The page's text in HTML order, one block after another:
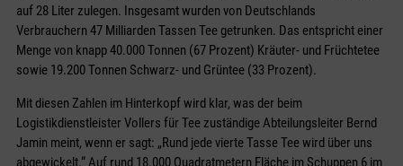
auf 28 Liter zulegen. Insgesamt wurden von Deutschlands
Verbrauchern 47 Milliarden Tas­sen Tee getrunken. Das entspricht einer
Menge von knapp 40.000 Tonnen (67 Prozent) Kräuter- und Früchtetee
sowie 19.200 Tonnen Schwarz- und Grüntee (33 Prozent).
Mit diesen Zahlen im Hinterkopf wird klar, was der beim
Logistikdienstleister Vollers für Tee zuständige Abteilungsleiter Bernd
Jamin meint, wenn er sagt: „Rund jede vierte Tasse Tee wird über uns
abgewickelt.“ Auf rund 18.000 Quadratmetern Fläche im Schuppen 6 im